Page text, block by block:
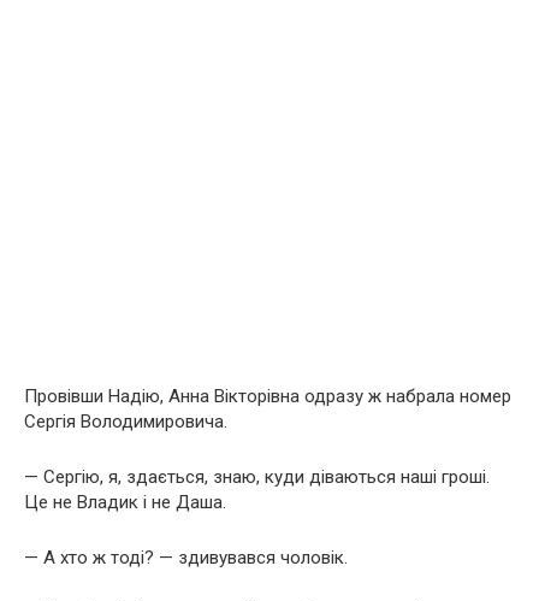
Провівши Надію, Анна Вікторівна одразу ж набрала номер
Сергія Володимировича.
— Сергію, я, здається, знаю, куди діваються наші гроші.
Це не Владик і не Даша.
— А хто ж тоді? — здивувався чоловік.